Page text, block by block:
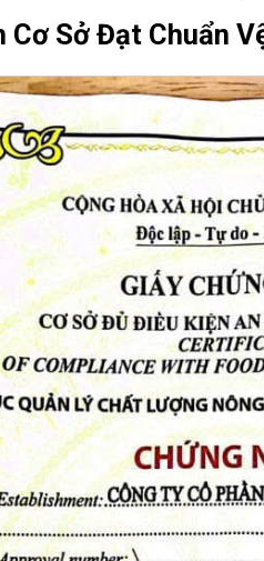
Cơ Sở Đạt Chuẩn